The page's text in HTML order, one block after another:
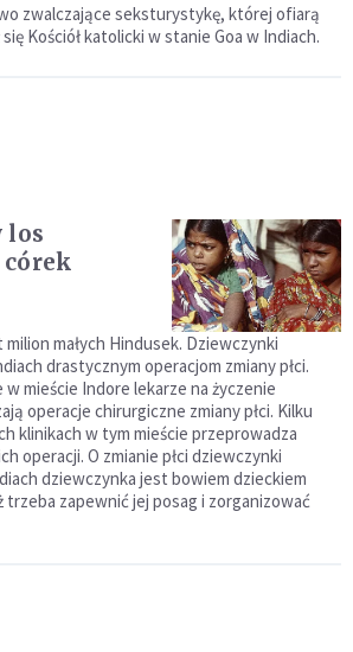
zwalczające seksturystykę, której ofiarą
Kościół katolicki w stanie Goa w Indiach.
los
małych Hindusek. Dziewczynki
drastycznym operacjom zmiany płci.
mieście Indore lekarze na życzenie
operacje chirurgiczne zmiany płci. Kilku
klinikach w tym mieście przeprowadza
operacji. O zmianie płci dziewczynki
dziewczynka jest bowiem dzieckiem
trzeba zapewnić jej posag i zorganizować